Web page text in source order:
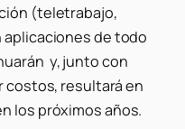
(teletrabajo,
aplicaciones de todo
y, junto con
costos, resultará en
los próximos años.